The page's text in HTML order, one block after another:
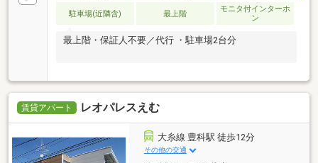
駐車場(近隣含) 最上階
モニタ付インターホ
ン
最上階・保証人不要／代行 ・駐車場2台分
賃貸アパート レオパレスえむ
大糸線 豊科駅 徒歩12分
その他の交通